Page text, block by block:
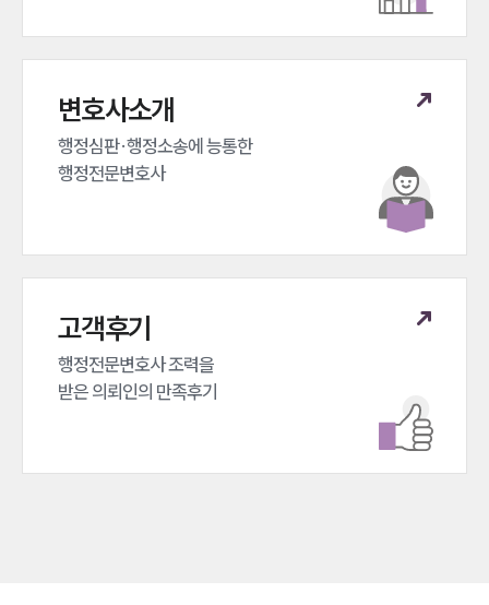
변호사소개
행정심판·행정소송에 능통한
행정전문변호사
고객후기
행정전문변호사 조력을
받은 의뢰인의 만족후기